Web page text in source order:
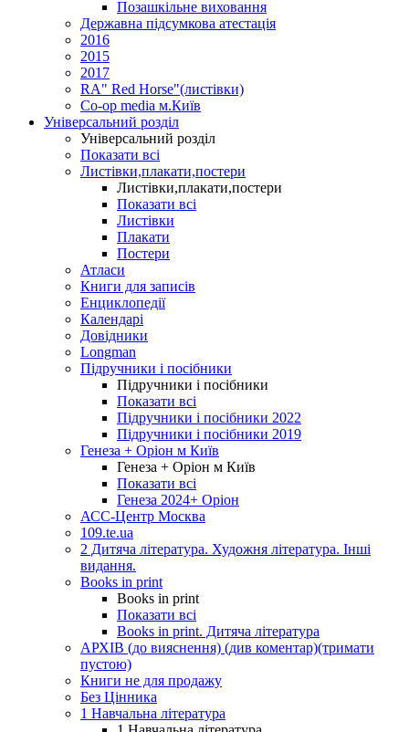
Позашкільне виховання
Державна підсумкова атестація
2016
2015
2017
RA" Red Horse"(листівки)
Co-op media м.Київ
Універсальний розділ
Універсальний розділ
Показати всі
Листівки,плакати,постери
Листівки,плакати,постери
Показати всі
Листівки
Плакати
Постери
Атласи
Книги для записів
Енциклопедії
Календарі
Довідники
Longman
Підручники і посібники
Підручники і посібники
Показати всі
Підручники і посібники 2022
Підручники і посібники 2019
Генеза + Оріон м Київ
Генеза + Оріон м Київ
Показати всі
Генеза 2024+ Оріон
АСС-Центр Москва
109.te.ua
2 Дитяча література. Художня література. Інші
видання.
Books in print
Books in print
Показати всі
Books in print. Дитяча література
АРХІВ (до вияснення) (див коментар)(тримати
пустою)
Книги не для продажу
Без Цінника
1 Навчальна література